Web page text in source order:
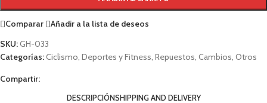
Comparar
Añadir a la lista de deseos
SKU:GH-033
Categorías:Ciclismo Deportes y Fitness Repuestos Cambios Otros
Compartir:
DESCRIPCIÓNSHIPPING AND DELIVERY